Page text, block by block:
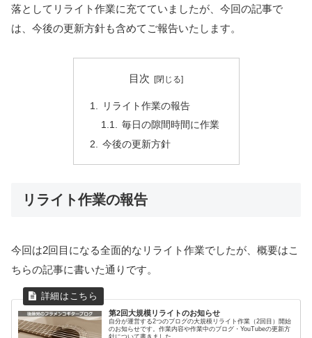
落としてリライト作業に充てていましたが、今回の記事で
は、今後の更新方針も含めてご報告いたします。
目次
リライト作業の報告
毎日の隙間時間に作業
今後の更新方針
リライト作業の報告
今回は2回目になる全面的なリライト作業でしたが、概要はこ
ちらの記事に書いた通りです。
第2回大規模リライトのお知らせ
自分が運営する2つのブログの大規模リライト作業（2回目）開始
のお知らせです。作業内容や作業中のブログ・YouTubeの更新方
針について書きました。